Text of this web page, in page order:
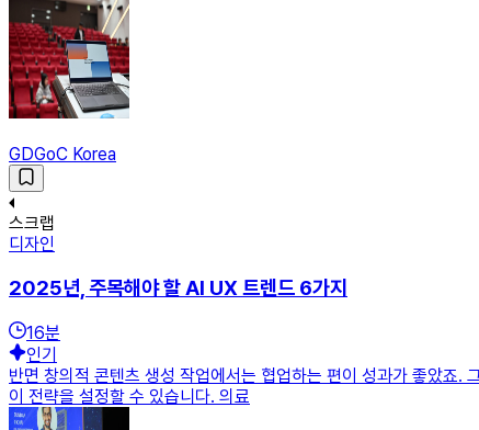
GDGoC Korea
스크랩
디자인
2025년, 주목해야 할 AI UX 트렌드 6가지
16분
인기
반면 창의적 콘텐츠 생성 작업에서는 협업하는 편이 성과가 좋았죠.
이 전략을 설정할 수 있습니다. 의료